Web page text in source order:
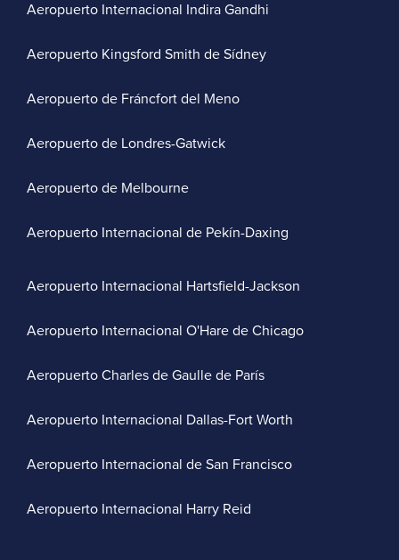
Aeropuerto Internacional Indira Gandhi
Aeropuerto Kingsford Smith de Sídney
Aeropuerto de Fráncfort del Meno
Aeropuerto de Londres-Gatwick
Aeropuerto de Melbourne
Aeropuerto Internacional de Pekín-Daxing
Aeropuerto Internacional Hartsfield-Jackson
Aeropuerto Internacional O'Hare de Chicago
Aeropuerto Charles de Gaulle de París
Aeropuerto Internacional Dallas-Fort Worth
Aeropuerto Internacional de San Francisco
Aeropuerto Internacional Harry Reid